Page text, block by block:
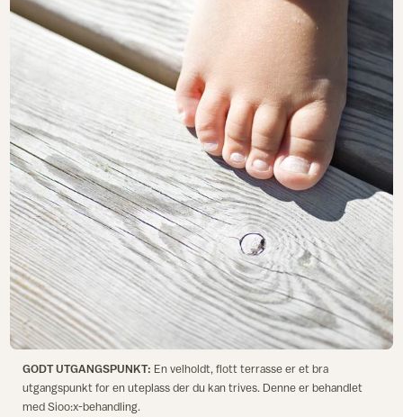
GODT UTGANGSPUNKT: En velholdt, flott terrasse er et bra
utgangspunkt for en uteplass der du kan trives. Denne er behandlet
med Sioo:x-behandling.